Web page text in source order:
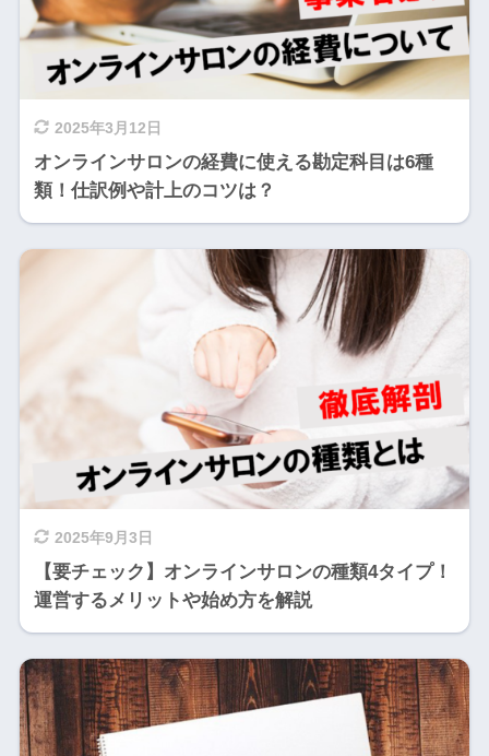
2025年3月12日
オンラインサロンの経費に使える勘定科目は6種
類！仕訳例や計上のコツは？
2025年9月3日
【要チェック】オンラインサロンの種類4タイプ！
運営するメリットや始め方を解説